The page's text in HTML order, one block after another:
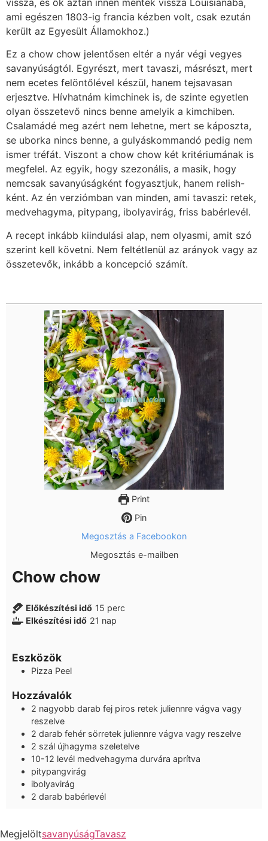
ami egészen 1803-ig francia kézben volt, csak ezután
került az Egyesült Államokhoz.)
Ez a chow chow jelentősen eltér a nyár végi vegyes
savanyúságtól. Egyrészt, mert tavaszi, másrészt, mert
nem ecetes felöntőlével készül, hanem tejsavasan
erjesztve. Hívhatnám kimchinek is, de szinte egyetlen
olyan összetevő nincs benne amelyik a kimchiben.
Csalamádé meg azért nem lehetne, mert se káposzta,
se uborka nincs benne, a gulyáskommandó pedig nem
ismer tréfát. Viszont a chow chow két kritériumának is
megfelel. Az egyik, hogy szezonális, a masik, hogy
nemcsak savanyúságként fogyasztjuk, hanem relish-
ként. Az én verziómban van minden, ami tavaszi: retek,
medvehagyma, pitypang, ibolyavirág, friss babérlevél.
A recept inkább kiindulási alap, nem olyasmi, amit szó
szerint kell követni. Nem feltétlenül az arányok vagy az
összetevők, inkább a koncepció számít.
Print
Pin
Megosztás a Facebookon
Megosztás e-mailben
Chow chow
Előkészítési idő 15 perc
Elkészítési idő 21 nap
Eszközök
Pizza Peel
Hozzávalók
2 nagyobb darab fej piros retek juliennre vágva vagy
reszelve
2 darab fehér sörretek juliennre vágva vagy reszelve
2 szál újhagyma szeletelve
10-12 levél medvehagyma durvára aprítva
pitypangvirág
ibolyavirág
2 darab babérlevél
MegjelöltsavanyúságTavasz